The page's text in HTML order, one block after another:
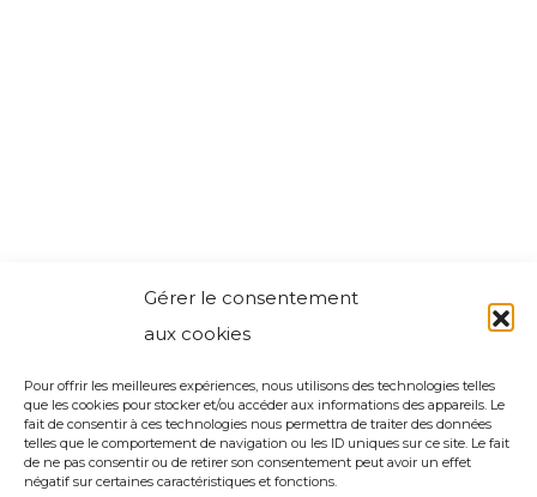
Gérer le consentement
aux cookies
Pour offrir les meilleures expériences, nous utilisons des technologies telles
que les cookies pour stocker et/ou accéder aux informations des appareils. Le
fait de consentir à ces technologies nous permettra de traiter des données
telles que le comportement de navigation ou les ID uniques sur ce site. Le fait
de ne pas consentir ou de retirer son consentement peut avoir un effet
négatif sur certaines caractéristiques et fonctions.